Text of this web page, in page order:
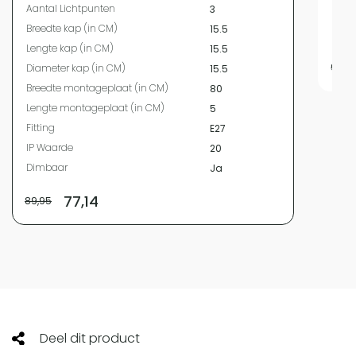
Aantal Lichtpunten
3
Breedte kap (in CM)
15.5
Lengte kap (in CM)
15.5
Diameter kap (in CM)
15.5
Breedte montageplaat (in CM)
80
Lengte montageplaat (in CM)
5
Fitting
E27
IP Waarde
20
Dimbaar
Ja
89,95 77,14
Deel dit product